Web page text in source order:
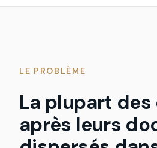
LE PROBLÈME
La plupart
après leurs